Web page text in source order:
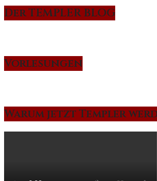
Der TEMPLER BLOG
Vorlesungen
Warum jetzt Templer